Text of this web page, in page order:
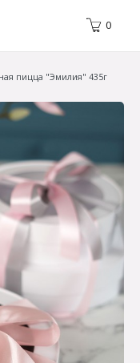
0
пицца "Эмилия" 435г